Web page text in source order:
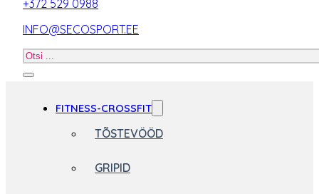
+372 529 0988
INFO@SECOSPORT.EE
Otsi
FITNESS-CROSSFIT
TÕSTEVÖÖD
GRIPID